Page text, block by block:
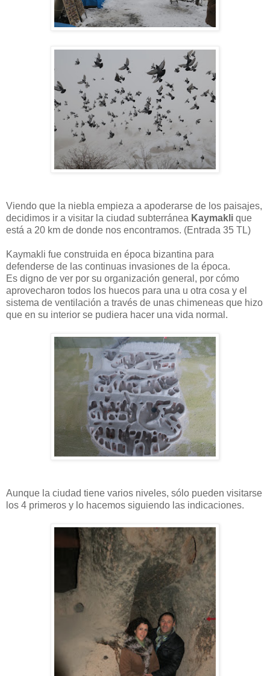
Viendo que la niebla empieza a apoderarse de los paisajes,
decidimos ir a visitar la ciudad subterránea Kaymakli que
está a 20 km de donde nos encontramos. (Entrada 35 TL)
Kaymakli fue construida en época bizantina para
defenderse de las continuas invasiones de la época.
Es digno de ver por su organización general, por cómo
aprovecharon todos los huecos para una u otra cosa y el
sistema de ventilación a través de unas chimeneas que hizo
que en su interior se pudiera hacer una vida normal.
Aunque la ciudad tiene varios niveles, sólo pueden visitarse
los 4 primeros y lo hacemos siguiendo las indicaciones.